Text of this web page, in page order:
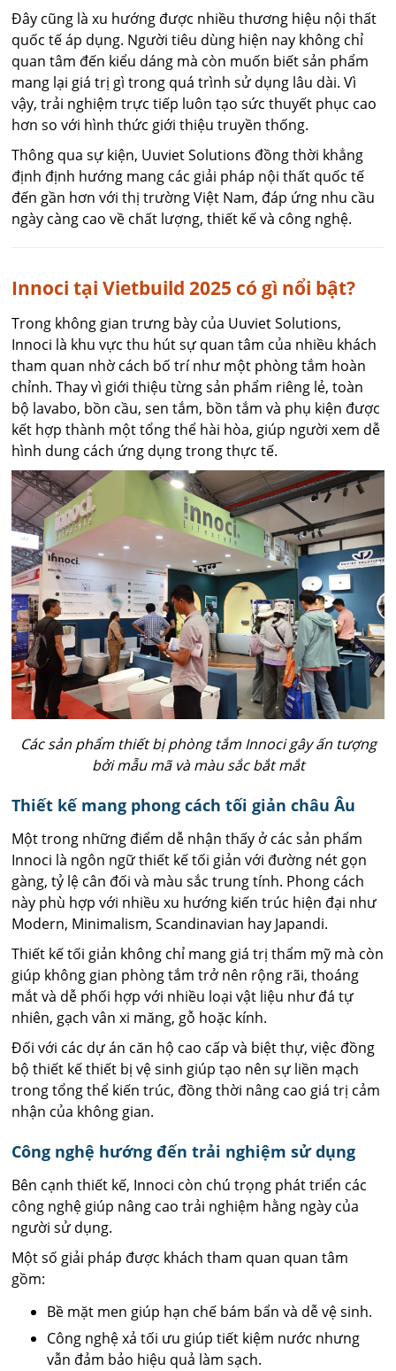
Đây cũng là xu hướng được nhiều thương hiệu nội thất
quốc tế áp dụng. Người tiêu dùng hiện nay không chỉ
quan tâm đến kiểu dáng mà còn muốn biết sản phẩm
mang lại giá trị gì trong quá trình sử dụng lâu dài. Vì
vậy, trải nghiệm trực tiếp luôn tạo sức thuyết phục cao
hơn so với hình thức giới thiệu truyền thống.
Thông qua sự kiện, Uuviet Solutions đồng thời khẳng
định định hướng mang các giải pháp nội thất quốc tế
đến gần hơn với thị trường Việt Nam, đáp ứng nhu cầu
ngày càng cao về chất lượng, thiết kế và công nghệ.
Innoci tại Vietbuild 2025 có gì nổi bật?
Trong không gian trưng bày của Uuviet Solutions,
Innoci là khu vực thu hút sự quan tâm của nhiều khách
tham quan nhờ cách bố trí như một phòng tắm hoàn
chỉnh. Thay vì giới thiệu từng sản phẩm riêng lẻ, toàn
bộ lavabo, bồn cầu, sen tắm, bồn tắm và phụ kiện được
kết hợp thành một tổng thể hài hòa, giúp người xem dễ
hình dung cách ứng dụng trong thực tế.
Các sản phẩm thiết bị phòng tắm Innoci gây ấn tượng
bởi mẫu mã và màu sắc bắt mắt
Thiết kế mang phong cách tối giản châu Âu
Một trong những điểm dễ nhận thấy ở các sản phẩm
Innoci là ngôn ngữ thiết kế tối giản với đường nét gọn
gàng, tỷ lệ cân đối và màu sắc trung tính. Phong cách
này phù hợp với nhiều xu hướng kiến trúc hiện đại như
Modern, Minimalism, Scandinavian hay Japandi.
Thiết kế tối giản không chỉ mang giá trị thẩm mỹ mà còn
giúp không gian phòng tắm trở nên rộng rãi, thoáng
mắt và dễ phối hợp với nhiều loại vật liệu như đá tự
nhiên, gạch vân xi măng, gỗ hoặc kính.
Đối với các dự án căn hộ cao cấp và biệt thự, việc đồng
bộ thiết kế thiết bị vệ sinh giúp tạo nên sự liền mạch
trong tổng thể kiến trúc, đồng thời nâng cao giá trị cảm
nhận của không gian.
Công nghệ hướng đến trải nghiệm sử dụng
Bên cạnh thiết kế, Innoci còn chú trọng phát triển các
công nghệ giúp nâng cao trải nghiệm hằng ngày của
người sử dụng.
Một số giải pháp được khách tham quan quan tâm
gồm:
Bề mặt men giúp hạn chế bám bẩn và dễ vệ sinh.
Công nghệ xả tối ưu giúp tiết kiệm nước nhưng
vẫn đảm bảo hiệu quả làm sạch.